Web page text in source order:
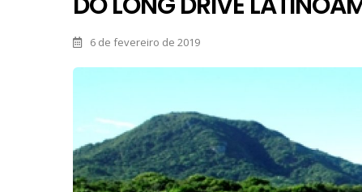
6 de fevereiro de 2019